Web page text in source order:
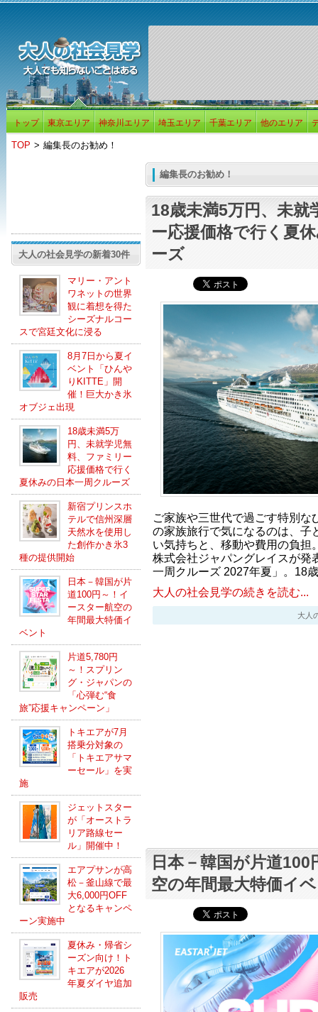
トップ 東京エリア 神奈川エリア 埼玉エリア 千葉エリア 他のエリア
TOP > 編集長のお勧め！
大人の社会見学の新着30件
マリー・アント
ワネットの世界
観に着想を得た
シーズナルコー
スで宮廷文化に浸る
8月7日から夏イ
ベント「ひんや
りKITTE」開
催！巨大かき氷
オブジェ出現
18歳未満5万
円、未就学児無
料、ファミリー
応援価格で行く
夏休みの日本一周クルーズ
新宿プリンスホ
テルで信州深層
天然水を使用し
た創作かき氷3
種の提供開始
日本－韓国が片
道100円～！イ
ースター航空の
年間最大特価イ
ベント
片道5,780円
～！スプリン
グ・ジャパンの
「心弾む“食
旅”応援キャンペーン」
トキエアが7月
搭乗分対象の
「トキエアサマ
ーセール」を実
施
ジェットスター
が「オーストラ
リア路線セー
ル」開催中！
エアプサンが高
松－釜山線で最
大6,000円OFF
となるキャンペ
ーン実施中
夏休み・帰省シ
ーズン向け！ト
キエアが2026
年夏ダイヤ追加
販売
編集長のお勧め！
18歳未満5万円、未就
ー応援価格で行く夏
ーズ
ご家族や三世代で過ごす特別な
の家族旅行で気になるのは、子
い気持ちと、移動や費用の負担
株式会社ジャパングレイスが発
一周クルーズ 2027年夏」。18
大人の社会見学の続きを読む...
大人
日本－韓国が片道
空の年間最大特価イ